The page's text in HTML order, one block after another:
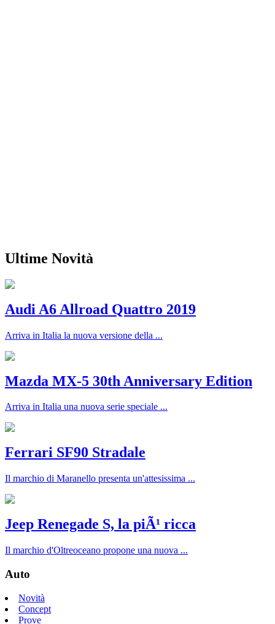
Ultime Novità
Audi A6 Allroad Quattro 2019
Arriva in Italia la nuova versione della ...
Mazda MX-5 30th Anniversary Edition
Arriva in Italia una nuova serie speciale ...
Ferrari SF90 Stradale
Il marchio di Maranello presenta un'attesissima ...
Jeep Renegade S, la piÃ¹ ricca
Il marchio d'Oltreoceano propone una nuova ...
Auto
Novità
Concept
Prove